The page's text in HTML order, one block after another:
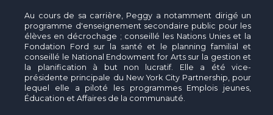
Au cours de sa carrière, Peggy a notamment dirigé un
programme d'enseignement secondaire public pour les
élèves en décrochage ; conseillé les Nations Unies et la
Fondation Ford sur la santé et le planning familial et
conseillé le National Endowment for Arts sur la gestion et
la planification à but non lucratif. Elle a été vice-
présidente principale du New York City Partnership, pour
lequel elle a piloté les programmes Emplois jeunes,
Éducation et Affaires de la communauté.